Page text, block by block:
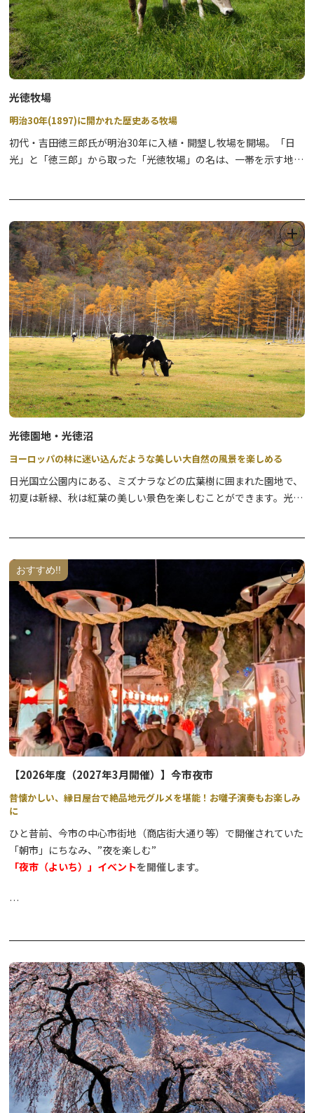
光徳牧場
明治30年(1897)に開かれた歴史ある牧場
初代・吉田徳三郎氏が明治30年に入植・開墾し牧場を開場。「日
光」と「徳三郎」から取った「光徳牧場」の名は、一帯を示す地名
大自然にマッチする外観のログハウスレストラン「CORRAL」で
は、ボリューム満点のハンバーガーセットや、光徳牧場オリジナル
の濃厚なアイスクリームをお楽しみください。
また、光徳の丘までの散策路にはクリンソウの群生地があり、5月
下旬～6月中旬ごろにかけて一面の花がお楽しみいただけます。
光徳園地・光徳沼
ヨーロッパの林に迷い込んだような美しい大自然の風景を楽しめる
日光国立公園内にある、ミズナラなどの広葉樹に囲まれた園地で、
初夏は新緑、秋は紅葉の美しい景色を楽しむことができます。光徳
か生息できないバイカモ、水面から頭を出すヤチボウズ、初夏に咲
くズミなどの植物を見ることができます。
おすすめ!!
【2026年度（2027年3月開催）】今市夜市
昔懐かしい、縁日屋台で絶品地元グルメを堪能！お囃子演奏もお楽しみ
に
ひと昔前、今市の中心市街地（商店街大通り等）で開催されていた
「朝市」にちなみ、”夜を楽しむ”
「夜市（よいち）」イベントを開催します。
満載！
地元町内お囃子団体による演奏とともに、地元ならではの特産品や
絶品グルメを心ゆくまでお楽しみください。
【”今市（いまいち）”の名前の由来と『食』について】
日光市にある今市エリアは、四街道が交わることで人と同時に、
『食』や『物』が集まった場所です。
そんな当エリアでは、毎週のように「朝市」や「六斎市」と呼ばれ